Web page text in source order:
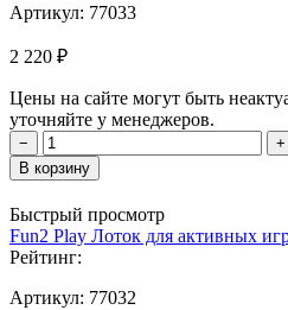
Артикул: 77033
2 220 ₽
Цены на сайте могут быть
уточняйте у менеджеров.
−
+
В корзину
Быстрый просмотр
Fun2 Play Лоток для активных
Рейтинг:
Артикул: 77032